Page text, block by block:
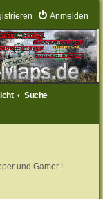
Anmelden
Suche
und Gamer !